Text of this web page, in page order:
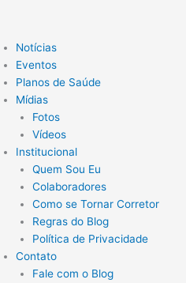
Notícias
Eventos
Planos de Saúde
Mídias
Fotos
Vídeos
Institucional
Quem Sou Eu
Colaboradores
Como se Tornar Corretor
Regras do Blog
Política de Privacidade
Contato
Fale com o Blog